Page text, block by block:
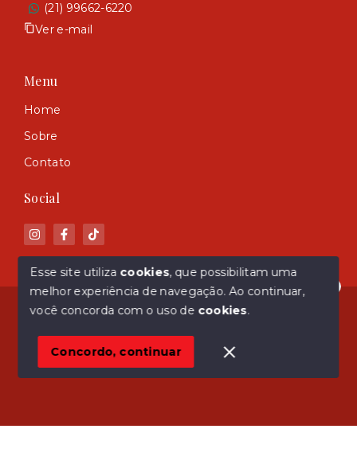
Olá! Estamos disponíveis para te ajudar.
(21) 99662-6220
Ver e-mail
Menu
Home
Sobre
Contato
Social
© Copyright 2026 - ASM Imóveis - Todos os direitos
SITE PARA IMOBILIARIA
Esse site utiliza cookies, que possibilitam uma
melhor experiência de navegação.Ao continuar,
você concorda com o uso de cookies.
Concordo, continuar